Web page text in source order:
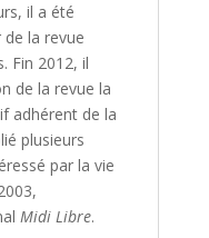
il a été
la revue
Fin 2012, il
de la revue la
adhérent de la
plusieurs
par la vie
Midi Libre.